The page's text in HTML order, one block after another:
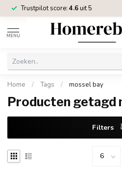
Trustpilot score: 4.6uit 5
MENU
Home / Tags / mossel bay
Producten getagd
Filters